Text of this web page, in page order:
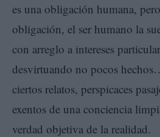
es una obligación humana,
obligación, el ser humano la
con arreglo a intereses
desvirtuando no pocos
ciertos relatos, perspicaces
exentos de una conciencia
verdad objetiva de la realidad.